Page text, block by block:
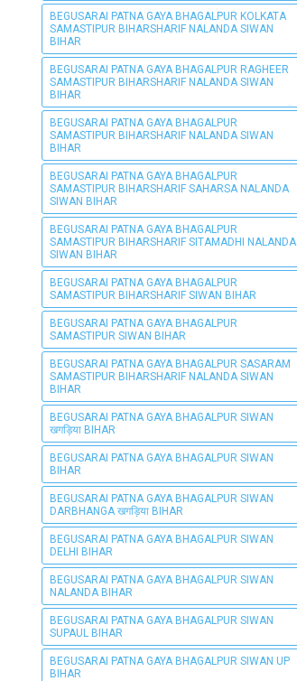
BEGUSARAI PATNA GAYA BHAGALPUR KOLKATA
SAMASTIPUR BIHARSHARIF NALANDA SIWAN
BIHAR
BEGUSARAI PATNA GAYA BHAGALPUR RAGHEER
SAMASTIPUR BIHARSHARIF NALANDA SIWAN
BIHAR
BEGUSARAI PATNA GAYA BHAGALPUR
SAMASTIPUR BIHARSHARIF NALANDA SIWAN
BIHAR
BEGUSARAI PATNA GAYA BHAGALPUR
SAMASTIPUR BIHARSHARIF SAHARSA NALANDA
SIWAN BIHAR
BEGUSARAI PATNA GAYA BHAGALPUR
SAMASTIPUR BIHARSHARIF SITAMADHI NALANDA
SIWAN BIHAR
BEGUSARAI PATNA GAYA BHAGALPUR
SAMASTIPUR BIHARSHARIF SIWAN BIHAR
BEGUSARAI PATNA GAYA BHAGALPUR
SAMASTIPUR SIWAN BIHAR
BEGUSARAI PATNA GAYA BHAGALPUR SASARAM
SAMASTIPUR BIHARSHARIF NALANDA SIWAN
BIHAR
BEGUSARAI PATNA GAYA BHAGALPUR SIWAN
खगड़िया BIHAR
BEGUSARAI PATNA GAYA BHAGALPUR SIWAN
BIHAR
BEGUSARAI PATNA GAYA BHAGALPUR SIWAN
DARBHANGA खगड़िया BIHAR
BEGUSARAI PATNA GAYA BHAGALPUR SIWAN
DELHI BIHAR
BEGUSARAI PATNA GAYA BHAGALPUR SIWAN
NALANDA BIHAR
BEGUSARAI PATNA GAYA BHAGALPUR SIWAN
SUPAUL BIHAR
BEGUSARAI PATNA GAYA BHAGALPUR SIWAN UP
BIHAR